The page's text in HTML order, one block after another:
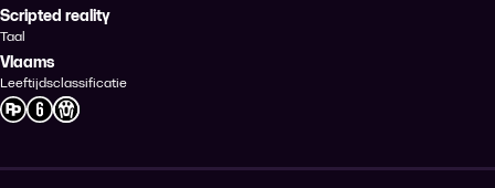
Scripted reality
Taal
Vlaams
Leeftijdsclassificatie